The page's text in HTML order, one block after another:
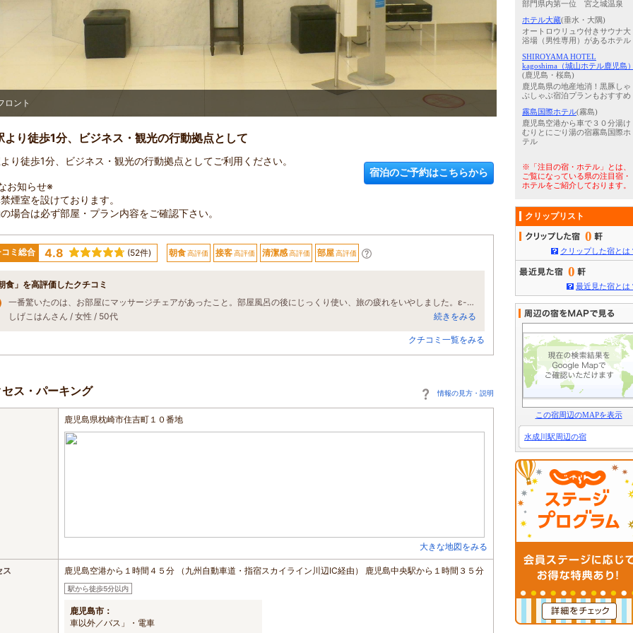
食会場 全景
より徒歩1分、ビジネス・観光の行動拠点として
り徒歩1分、ビジネス・観光の行動拠点としてご利用ください。
お知らせ※
煙室を設けております。
場合は必ず部屋・プラン内容をご確認下さい。
宿泊のご予約はこちらから
コミ総合 4.8 (52件) 朝食高評価 接客高評価 清潔感高評価 部屋高評価
朝食」を高評価したクチコミ
一番驚いたのは、お部屋にマッサージチェアがあったこと。部屋風呂の後にじっくり使い、旅の疲れをいやしました。ε-(´∀｀*)ﾎｯ
しげこはんさん / 女性 / 50代
続きをみる
クチコミ一覧をみる
セス・パーキング 情報の見方・説明
鹿児島県枕崎市住吉町１０番地
大きな地図をみる
ス 鹿児島空港から１時間４５分 （九州自動車道・指宿スカイライン川辺IC経由） 鹿児島中央駅から１時間３５分
駅から徒歩5分以内
鹿児島市：
車以外／バス」・電車
部門県内第一位 宮之城温泉
ホテル大藏(垂水・大隅)
オートロウリュウ付きサウナ大
浴場（男性専用）があるホテル
SHIROYAMA HOTEL
kagoshima（城山ホテル鹿児島
(鹿児島・桜島)
鹿児島県の地産地消！黒豚しゃ
ぶしゃぶ宿泊プランもおすすめ
霧島国際ホテル(霧島)
鹿児島空港から車で３０分湯け
むりとにごり湯の宿霧島国際ホ
テル
※「注目の宿・ホテル」とは、
ご覧になっている県の注目宿・
ホテルをご紹介しております。
クリップリスト
0
クリップした宿とは
0
最近見た宿とは
この宿周辺のMAPを表示
水成川駅周辺の宿